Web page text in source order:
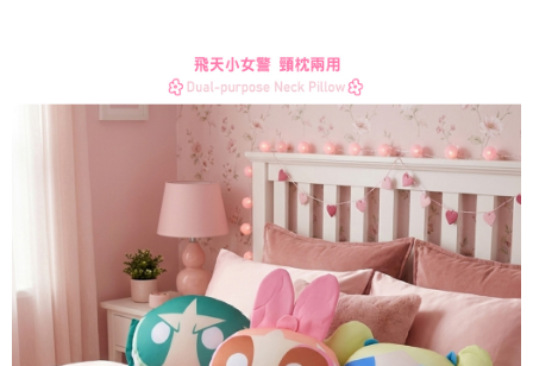
２．訂單成立數日內，您將收到繳費通知簡訊。
３．收到繳費通知簡訊後14天內，點擊此簡訊中的連結，可透過四大超商／
ATM／網路銀行／等多元方式進行付款，方視為交易完成。
※ 請注意：結帳手續完成當下不需立刻繳費，但若您需要取消訂單，請聯絡
購買商品的店家。未經商家同意取消之訂單仍視為有效，需透過AFTEE先享
※ 交易是否成功請以「AFTEE先享後付 」之結帳頁面顯示為準，若有關於
是否繳費成功／繳費後需取消欲退款等相關疑問，請聯繫「AFTEE先享後付
https://netprotections.freshdesk.com/support/home
１．透過由恩沛科技股份有限公司提供之「AFTEE先享後付」服務完成之交
易，需依本服務之必要範圍內提供個人資料，並將交易相關給付款項請求債
權轉讓予恩沛科技股份有限公司。
２．關於個人資料處理事宜，請瀏覽以下網址：
每筆NT$60，滿NT$499(含以上)免運費
7-11付款取貨
每筆NT$60，滿NT$499(含以上)免運費
每筆NT$60，滿NT$499(含以上)免運費
每筆NT$120，滿NT$499(含以上)免運費
查看運費